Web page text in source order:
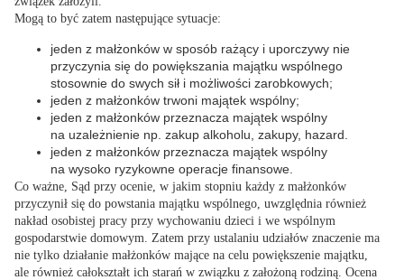
Mogą to być zatem następujące sytuacje:
jeden z małżonków w sposób rażący i uporczywy nie
przyczynia się do powiększania majątku wspólnego
stosownie do swych sił i możliwości zarobkowych;
jeden z małżonków trwoni majątek wspólny;
jeden z małżonków przeznacza majątek wspólny
na uzależnienie np. zakup alkoholu, zakupy, hazard.
jeden z małżonków przeznacza majątek wspólny
na wysoko ryzykowne operacje finansowe.
Co ważne, Sąd przy ocenie, w jakim stopniu każdy z małżonków
przyczynił się do powstania majątku wspólnego, uwzględnia również
nakład osobistej pracy przy wychowaniu dzieci i we wspólnym
gospodarstwie domowym.
Zatem przy ustalaniu udziałów znaczenie ma
nie tylko działanie małżonków mające na celu powiększenie majątku,
ale również całokształt ich starań w związku z założoną rodziną. Ocena